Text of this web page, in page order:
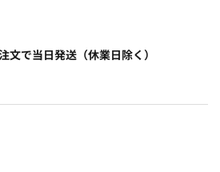
文で当日発送（休業日除く）